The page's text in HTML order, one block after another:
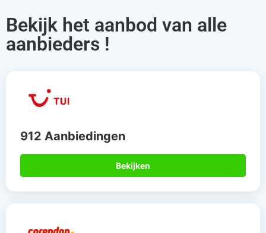
Bekijk het aanbod van alle
aanbieders !
912 Aanbiedingen
Bekijken